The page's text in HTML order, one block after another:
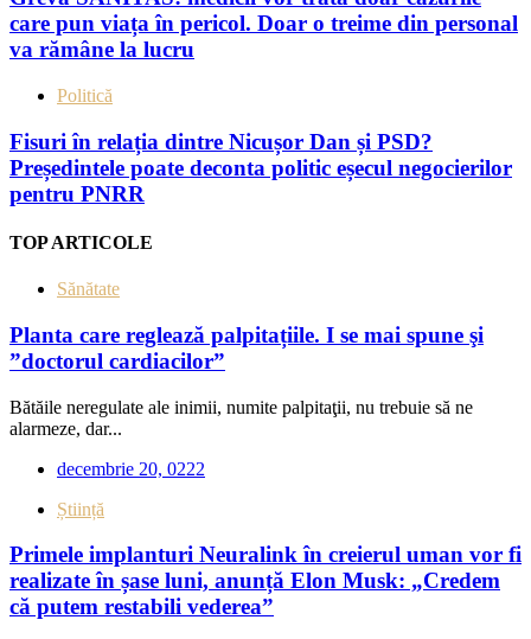
care pun viața în pericol. Doar o treime din personal
va rămâne la lucru
Politică
Fisuri în relația dintre Nicușor Dan și PSD?
Președintele poate deconta politic eșecul negocierilor
pentru PNRR
TOP ARTICOLE
Sănătate
Planta care reglează palpitațiile. I se mai spune şi
”doctorul cardiacilor”
Bătăile neregulate ale inimii, numite palpitaţii, nu trebuie să ne
alarmeze, dar...
decembrie 20, 0222
Știință
Primele implanturi Neuralink în creierul uman vor fi
realizate în șase luni, anunță Elon Musk: „Credem
că putem restabili vederea”